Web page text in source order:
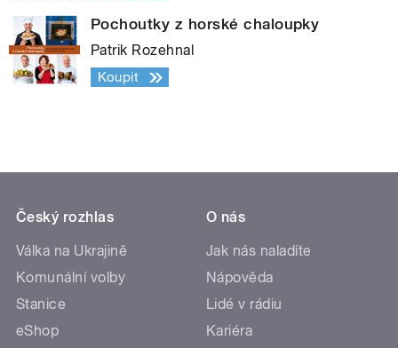
Pochoutky z horské chaloupky
Patrik Rozehnal
Koupit
Český rozhlas
Válka na Ukrajině
Komunální volby
Stanice
eShop
O nás
Jak nás naladíte
Nápověda
Lidé v rádiu
Kariéra